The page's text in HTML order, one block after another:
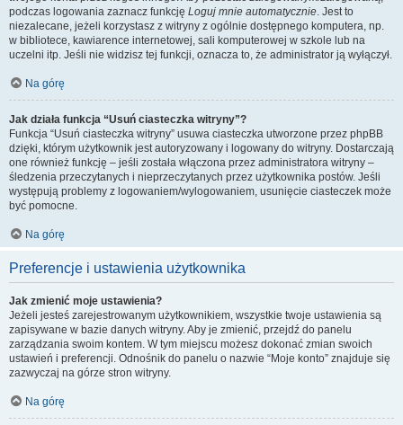
podczas logowania zaznacz funkcję Loguj mnie automatycznie. Jest to
niezalecane, jeżeli korzystasz z witryny z ogólnie dostępnego komputera, np.
w bibliotece, kawiarence internetowej, sali komputerowej w szkole lub na
uczelni itp. Jeśli nie widzisz tej funkcji, oznacza to, że administrator ją wyłączył.
Na górę
Jak działa funkcja “Usuń ciasteczka witryny”?
Funkcja “Usuń ciasteczka witryny” usuwa ciasteczka utworzone przez phpBB
dzięki, którym użytkownik jest autoryzowany i logowany do witryny. Dostarczają
one również funkcję – jeśli została włączona przez administratora witryny –
śledzenia przeczytanych i nieprzeczytanych przez użytkownika postów. Jeśli
występują problemy z logowaniem/wylogowaniem, usunięcie ciasteczek może
być pomocne.
Na górę
Preferencje i ustawienia użytkownika
Jak zmienić moje ustawienia?
Jeżeli jesteś zarejestrowanym użytkownikiem, wszystkie twoje ustawienia są
zapisywane w bazie danych witryny. Aby je zmienić, przejdź do panelu
zarządzania swoim kontem. W tym miejscu możesz dokonać zmian swoich
ustawień i preferencji. Odnośnik do panelu o nazwie “Moje konto” znajduje się
zazwyczaj na górze stron witryny.
Na górę